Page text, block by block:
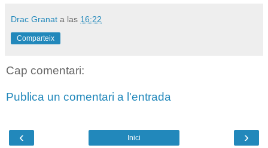
Drac Granat a las 16:22
Comparteix
Cap comentari:
Publica un comentari a l'entrada
‹ ›
Inici